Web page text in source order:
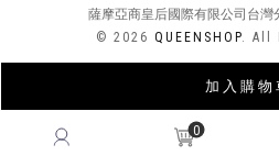
0
加 入 購 物
薩摩亞商皇后國際有限公司台灣
© 2026 QUEENSHOP. All